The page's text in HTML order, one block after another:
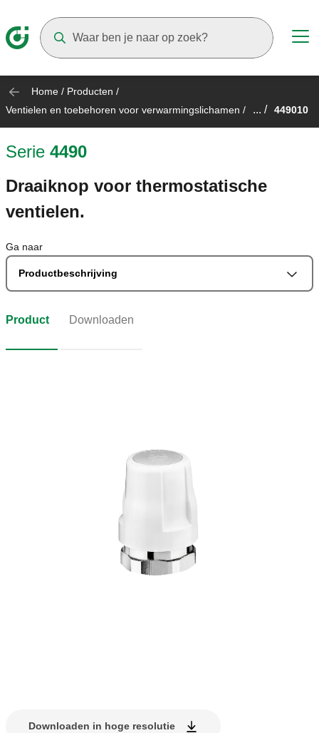
Home / Producten /
Ventielen en toebehoren voor verwarmingslichamen / ... / 449010
Serie 4490
Draaiknop voor thermostatische
ventielen.
Ga naar
Productbeschrijving
Product Downloaden
Downloaden in hoge resolutie